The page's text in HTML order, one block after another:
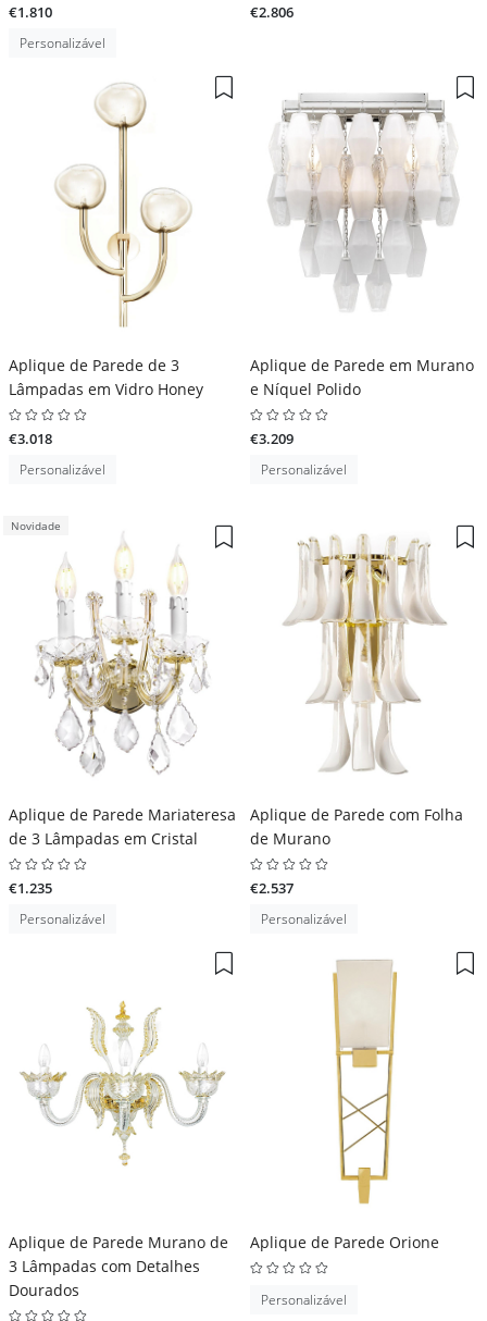
€1.810
Personalizável
€2.806
Aplique de Parede de 3
Lâmpadas em Vidro Honey
€3.018
Personalizável
Aplique de Parede em Murano
e Níquel Polido
€3.209
Personalizável
Novidade
Aplique de Parede Mariateresa
de 3 Lâmpadas em Cristal
€1.235
Personalizável
Aplique de Parede com Folha
de Murano
€2.537
Personalizável
Aplique de Parede Murano de
3 Lâmpadas com Detalhes
Dourados
Aplique de Parede Orione
Personalizável